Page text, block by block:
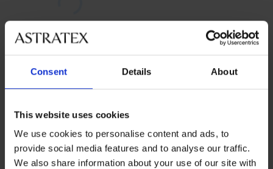
Consent Details About
This website uses cookies
We use cookies to personalise content and ads, to
provide social media features and to analyse our traffic.
We also share information about your use of our site with
Намаление
32,39 €(63,35 лв.)Първоначална цена
53,99 €
(105,60 лв.)